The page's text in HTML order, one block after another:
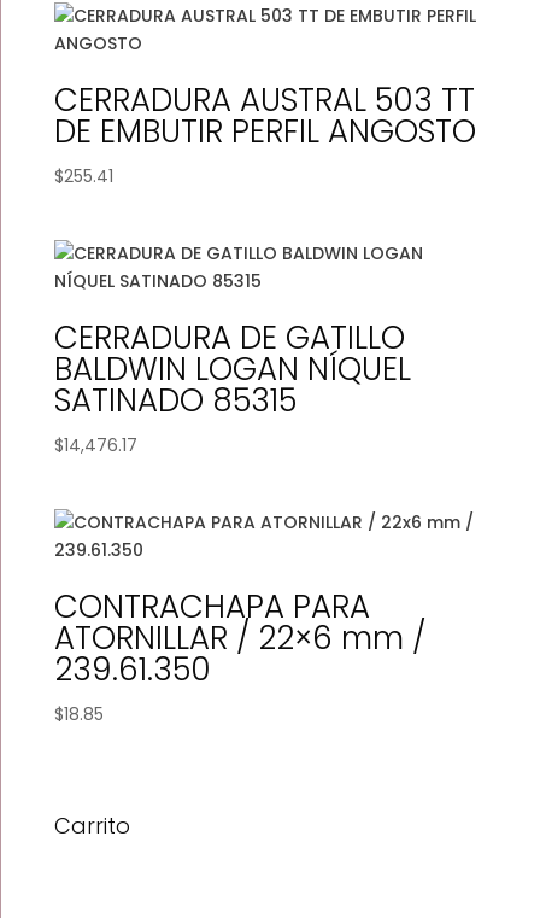
CERRADURA AUSTRAL 503 TT
DE EMBUTIR PERFIL ANGOSTO
$255.41
CERRADURA DE GATILLO
BALDWIN LOGAN NÍQUEL
SATINADO 85315
$14,476.17
CONTRACHAPA PARA
ATORNILLAR / 22×6 mm /
239.61.350
$18.85
Carrito